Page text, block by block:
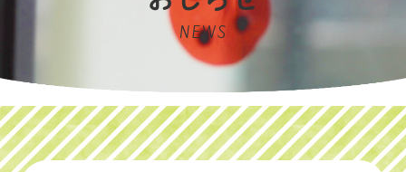
NEWS